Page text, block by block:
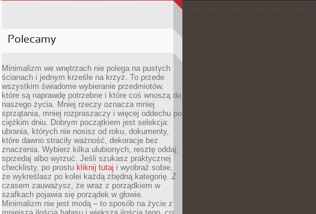
Polecamy
Minimalizm we wnętrzach nie polega na pustych
ścianach i jednym krześle na krzyż. To przede
wszystkim świadome wybieranie przedmiotów,
które są naprawdę potrzebne i które coś wnoszą do
naszego życia. Mniej rzeczy oznacza mniej
sprzątania, mniej rozpraszaczy i więcej oddechu po
ciężkim dniu. Dobrym początkiem jest selekcja:
ubrania, których nie nosisz od roku, dokumenty,
które dawno straciły ważność, dekoracje bez
znaczenia. Wybierz kilka ulubionych, resztę oddaj,
sprzedaj albo wyrzuć. Jeśli szukasz praktycznej
checklisty, po prostu kliknij tutaj i wyobraź sobie,
że wykreślasz po kolei każdą zbędną kategorię. Z
czasem zauważysz, że wraz z porządkiem w
szafkach pojawia się porządek w głowie.
Minimalizm nie jest modą – to sposób na życie z